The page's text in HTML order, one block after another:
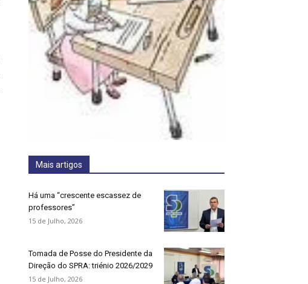
Mais artigos
Há uma “crescente escassez de
professores”
15 de Julho, 2026
Tomada de Posse do Presidente da
Direção do SPRA: triénio 2026/2029
15 de Julho, 2026